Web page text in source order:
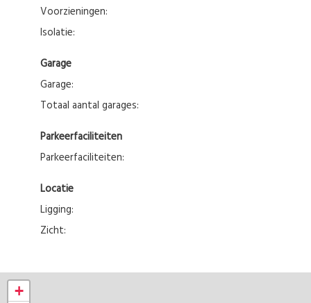
Voorzieningen:
Isolatie:
Garage
Garage:
Totaal aantal garages:
Parkeerfaciliteiten
Parkeerfaciliteiten:
Locatie
Ligging:
Zicht:
+